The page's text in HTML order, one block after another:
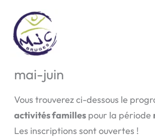
contenu
Programme Activités
mai-juin
Vous trouverez ci-dessous le
activités familles pour la période
Les inscriptions sont ouvertes !